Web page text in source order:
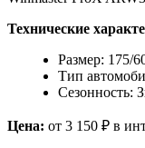
Технические
Размер: 175/
Тип
Сезонность:
Цена: от 3 150 ₽ в